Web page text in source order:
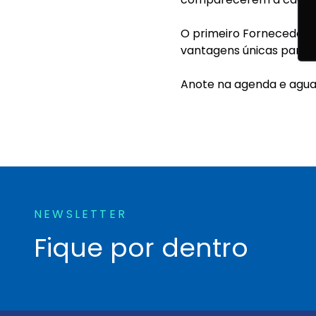
O primeiro Fornecedor
vantagens únicas para
Anote na agenda e
NEWSLETTER
Fique por dentro